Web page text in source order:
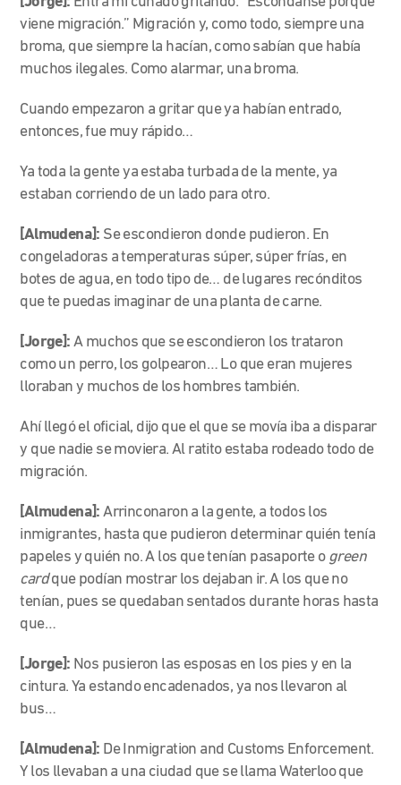
viene migración.” Migración y, como todo, siempre una
broma, que siempre la hacían, como sabían que había
muchos ilegales. Como alarmar, una broma.
Cuando empezaron a gritar que ya habían entrado,
entonces, fue muy rápido…
Ya toda la gente ya estaba turbada de la mente, ya
estaban corriendo de un lado para otro.
[Almudena]: Se escondieron donde pudieron. En
congeladoras a temperaturas súper, súper frías, en
botes de agua, en todo tipo de… de lugares recónditos
que te puedas imaginar de una planta de carne.
[Jorge]:A muchos que se escondieron los trataron
como un perro, los golpearon… Lo que eran mujeres
lloraban y muchos de los hombres también.
Ahí llegó el oficial, dijo que el que se movía iba a disparar
y que nadie se moviera. Al ratito estaba rodeado todo de
migración.
[Almudena]:Arrinconaron a la gente, a todos los
inmigrantes, hasta que pudieron determinar quién tenía
papeles y quién no. A los que tenían pasaporte o green
cardque podían mostrar los dejaban ir. A los que no
tenían, pues se quedaban sentados durante horas hasta
que…
[Jorge]: Nos pusieron las esposas en los pies y en la
cintura. Ya estando encadenados, ya nos llevaron al
bus…
[Almudena]: De Inmigration and Customs Enforcement.
Y los llevaban a una ciudad que se llama Waterloo que